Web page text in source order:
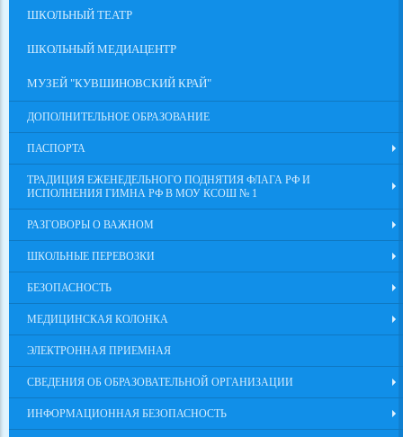
ШКОЛЬНЫЙ ТЕАТР
ШКОЛЬНЫЙ МЕДИАЦЕНТР
МУЗЕЙ "КУВШИНОВСКИЙ КРАЙ"
ДОПОЛНИТЕЛЬНОЕ ОБРАЗОВАНИЕ
ПАСПОРТА
ТРАДИЦИЯ ЕЖЕНЕДЕЛЬНОГО ПОДНЯТИЯ ФЛАГА РФ И
ИСПОЛНЕНИЯ ГИМНА РФ В МОУ КСОШ № 1
РАЗГОВОРЫ О ВАЖНОМ
ШКОЛЬНЫЕ ПЕРЕВОЗКИ
БЕЗОПАСНОСТЬ
МЕДИЦИНСКАЯ КОЛОНКА
ЭЛЕКТРОННАЯ ПРИЕМНАЯ
СВЕДЕНИЯ ОБ ОБРАЗОВАТЕЛЬНОЙ ОРГАНИЗАЦИИ
ИНФОРМАЦИОННАЯ БЕЗОПАСНОСТЬ